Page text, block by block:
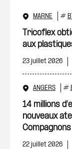
MARNE #
Tricoflex
aux
23 juillet 2026
ANGERS #
14 millions
nouveaux
22 juillet 2026